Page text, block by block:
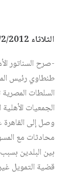
الثلاثاء 21/2/2012
-صرح السناتور
طنطاوي رئيس
السلطات
الجمعيات
وصل إلى
محادثات مع
قضية التمويل